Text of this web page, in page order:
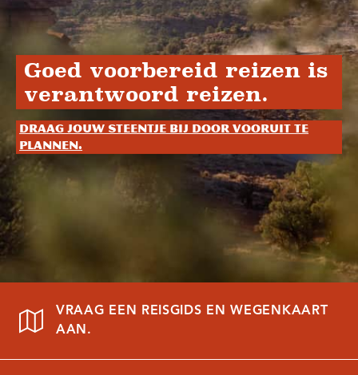
Goed voorbereid reizen is
verantwoord reizen.
Draag jouw steentje bij door vooruit te
plannen.
VRAAG EEN REISGIDS EN WEGENKAART
AAN.